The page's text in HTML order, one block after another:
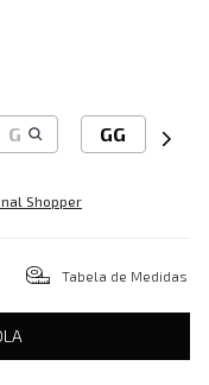
G GG
Shopper
Tabela de Medidas